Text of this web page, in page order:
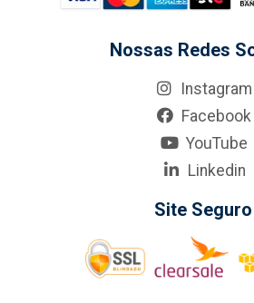
Nossas Redes
Instagram
Facebook
YouTube
Linkedin
Site Seguro